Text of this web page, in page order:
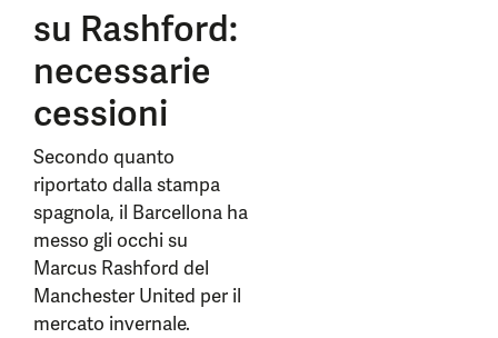
su Rashford:
necessarie
cessioni
Secondo quanto
riportato dalla stampa
spagnola, il Barcellona ha
messo gli occhi su
Marcus Rashford del
Manchester United per il
mercato invernale.